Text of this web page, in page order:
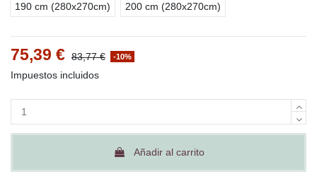
190 cm (280x270cm) 200 cm (280x270cm)
75,39 € 83,77 € -10%
Impuestos incluidos
Añadir al carrito